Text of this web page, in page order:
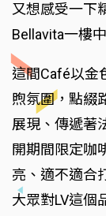
又想感受一下
Bellavita一樓
這間Café以金
煦氛圍，點綴
展現、傳遞著
開期間限定咖
亮、適不適合
大眾對LV這個